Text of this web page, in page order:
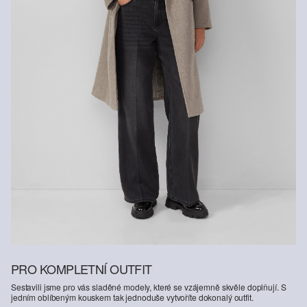
PRO KOMPLETNÍ OUTFIT
Sestavili jsme pro vás sladěné modely, které se vzájemně skvěle doplňují. S
jedním oblíbeným kouskem tak jednoduše vytvoříte dokonalý outfit.